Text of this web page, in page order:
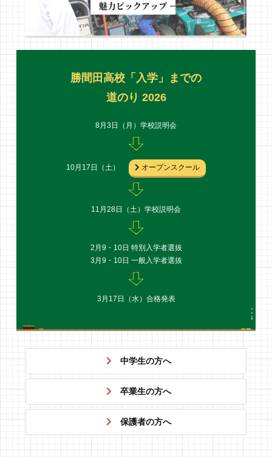
魅力ピックアップ
勝間田高校「入学」までの
道のり 2026
8月3日（月） 学校説明会
10月17日（土） オープンスクール
11月28日（土） 学校説明会
2月9・10日 特別入学者選抜
3月9・10日 一般入学者選抜
3月17日（水） 合格発表
中学生の方へ
卒業生の方へ
保護者の方へ